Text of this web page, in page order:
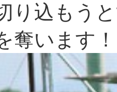
り込もう
奪います！